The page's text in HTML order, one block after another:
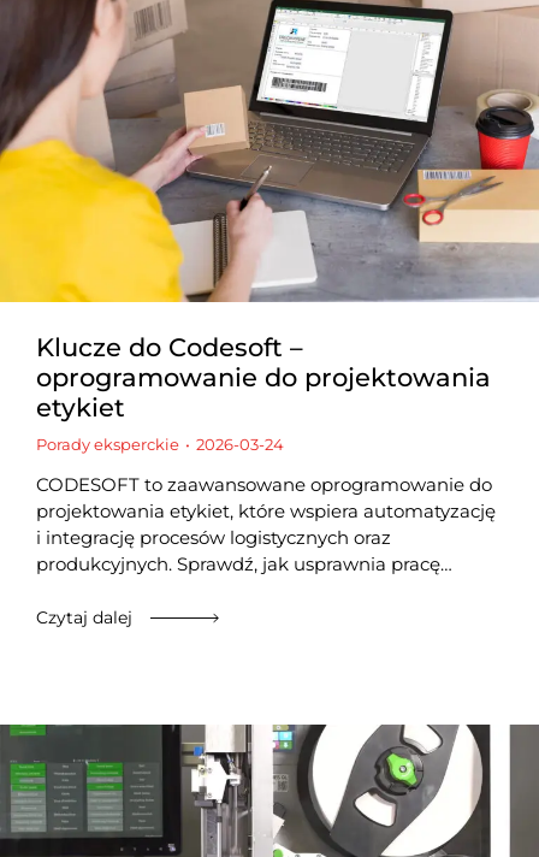
Klucze do Codesoft –
oprogramowanie do projektowania
etykiet
Porady eksperckie 2026-03-24
CODESOFT to zaawansowane oprogramowanie do
projektowania etykiet, które wspiera automatyzację
i integrację procesów logistycznych oraz
produkcyjnych. Sprawdź, jak usprawnia pracę…
Czytaj dalej